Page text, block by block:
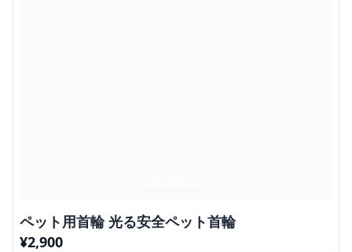
ペット用首輪 光る安全ペット首輪
¥2,900